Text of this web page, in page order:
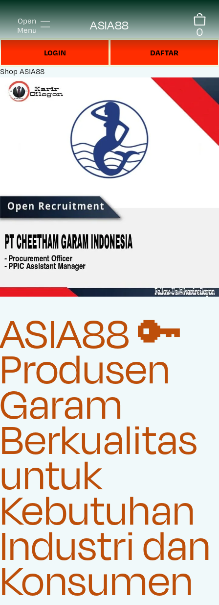
Open
Menu
ASIA88 0
LOGIN DAFTAR
Shop ASIA88
ASIA88 🔑
Produsen
Garam
Berkualitas
untuk
Kebutuhan
Industri dan
Konsumen